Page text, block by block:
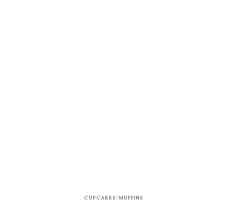
CUPCAKES/MUFFINS